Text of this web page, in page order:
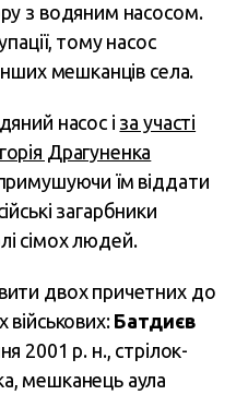
з водяним насосом.
тому насос
мешканців села.
насос і за участі
Драгуненка
їм віддати
загарбники
сімох людей.
двох причетних до
військових: Батдиєв
2001 р. н., стрілок-
мешканець аула